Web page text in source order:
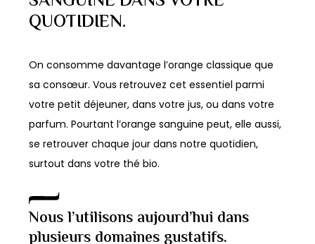
QUOTIDIEN.
On consomme davantage l’orange classique que
sa consœur. Vous retrouvez cet essentiel parmi
votre petit déjeuner, dans votre jus, ou dans votre
parfum. Pourtant l’orange sanguine peut, elle aussi,
se retrouver chaque jour dans notre quotidien,
surtout dans votre thé bio.
Nous l’utilisons aujourd’hui dans
plusieurs domaines gustatifs.